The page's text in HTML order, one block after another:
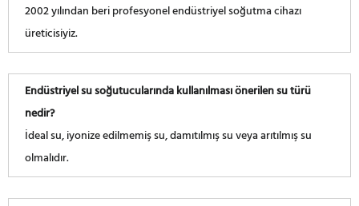
2002 yılından beri profesyonel endüstriyel soğutma cihazı
üreticisiyiz.
Endüstriyel su soğutucularında kullanılması önerilen su türü
nedir?
İdeal su, iyonize edilmemiş su, damıtılmış su veya arıtılmış su
olmalıdır.